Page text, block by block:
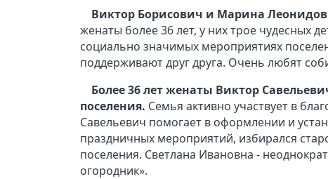
Виктор Борисович и Марина
женаты более 36 лет, у них трое чудесных
социально значимых мероприятиях
поддерживают друг друга. Очень любят
Более 36 лет женаты Виктор
поселения. Семья активно участвует в
Савельевич помогает в оформлении и
праздничных мероприятий, избирался
поселения. Светлана Ивановна -
огородник».